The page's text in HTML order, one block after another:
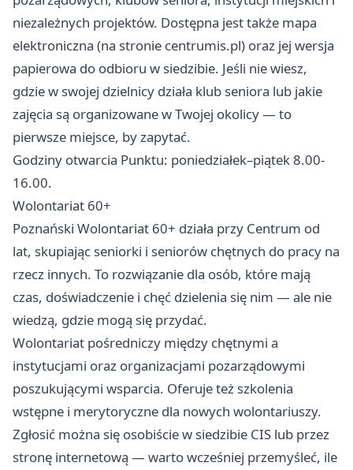
niezależnych projektów. Dostępna jest także mapa
elektroniczna (na stronie centrumis.pl) oraz jej wersja
papierowa do odbioru w siedzibie. Jeśli nie wiesz,
gdzie w swojej dzielnicy działa klub seniora lub jakie
zajęcia są organizowane w Twojej okolicy — to
pierwsze miejsce, by zapytać.
Godziny otwarcia Punktu: poniedziałek–piątek 8.00-
16.00.
Wolontariat 60+
Poznański Wolontariat 60+ działa przy Centrum od
lat, skupiając seniorki i seniorów chętnych do pracy na
rzecz innych. To rozwiązanie dla osób, które mają
czas, doświadczenie i chęć dzielenia się nim — ale nie
wiedzą, gdzie mogą się przydać.
Wolontariat pośredniczy między chętnymi a
instytucjami oraz organizacjami pozarządowymi
poszukującymi wsparcia. Oferuje też szkolenia
wstępne i merytoryczne dla nowych wolontariuszy.
Zgłosić można się osobiście w siedzibie CIS lub przez
stronę internetową — warto wcześniej przemyśleć, ile